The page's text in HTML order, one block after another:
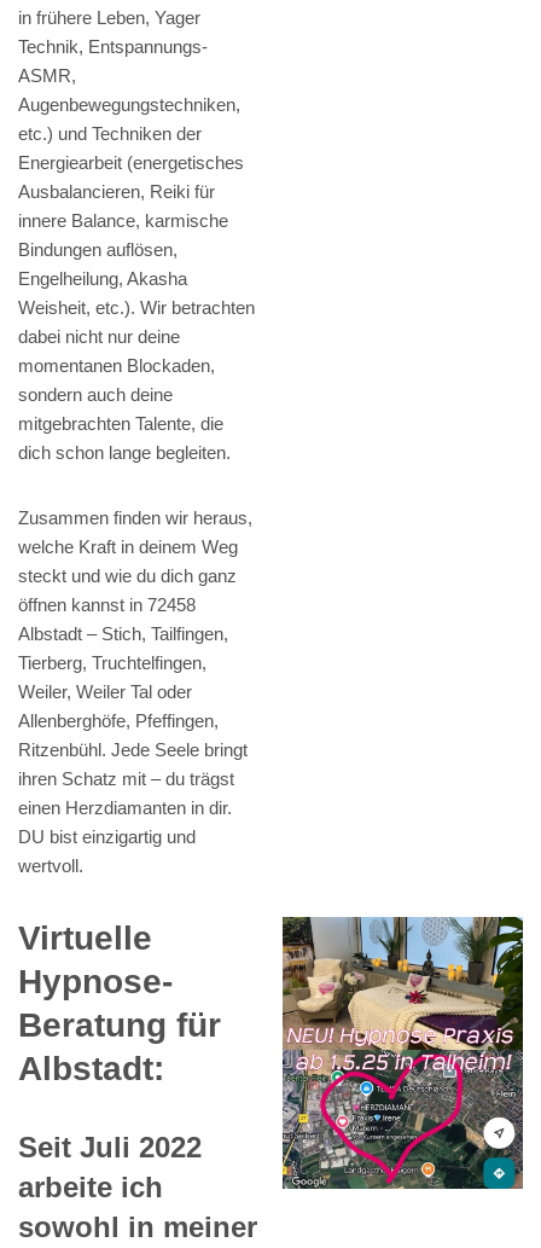
in frühere Leben, Yager
Technik, Entspannungs-
ASMR,
Augenbewegungstechniken,
etc.) und Techniken der
Energiearbeit (energetisches
Ausbalancieren, Reiki für
innere Balance, karmische
Bindungen auflösen,
Engelheilung, Akasha
Weisheit, etc.). Wir betrachten
dabei nicht nur deine
momentanen Blockaden,
sondern auch deine
mitgebrachten Talente, die
dich schon lange begleiten.
Zusammen finden wir heraus,
welche Kraft in deinem Weg
steckt und wie du dich ganz
öffnen kannst in 72458
Albstadt – Stich, Tailfingen,
Tierberg, Truchtelfingen,
Weiler, Weiler Tal oder
Allenberghöfe, Pfeffingen,
Ritzenbühl. Jede Seele bringt
ihren Schatz mit – du trägst
einen Herzdiamanten in dir.
DU bist einzigartig und
wertvoll.
Virtuelle
Hypnose-
Beratung für
Albstadt:
Seit Juli 2022
arbeite ich
sowohl in meiner